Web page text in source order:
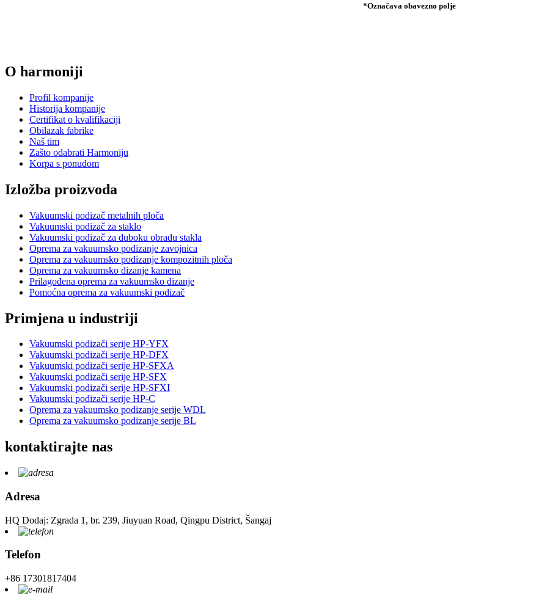
*Označava obavezno polje
O harmoniji
Profil kompanije
Historija kompanije
Certifikat o kvalifikaciji
Obilazak fabrike
Naš tim
Zašto odabrati Harmoniju
Korpa s ponudom
Izložba proizvoda
Vakuumski podizač metalnih ploča
Vakuumski podizač za staklo
Vakuumski podizač za duboku obradu stakla
Oprema za vakuumsko podizanje zavojnica
Oprema za vakuumsko podizanje kompozitnih ploča
Oprema za vakuumsko dizanje kamena
Prilagođena oprema za vakuumsko dizanje
Pomoćna oprema za vakuumski podizač
Primjena u industriji
Vakuumski podizači serije HP-YFX
Vakuumski podizači serije HP-DFX
Vakuumski podizači serije HP-SFXA
Vakuumski podizači serije HP-SFX
Vakuumski podizači serije HP-SFXI
Vakuumski podizači serije HP-C
Oprema za vakuumsko podizanje serije WDL
Oprema za vakuumsko podizanje serije BL
kontaktirajte nas
Adresa
HQ Dodaj: Zgrada 1, br. 239, Jiuyuan Road, Qingpu District, Šangaj
Telefon
+86 17301817404